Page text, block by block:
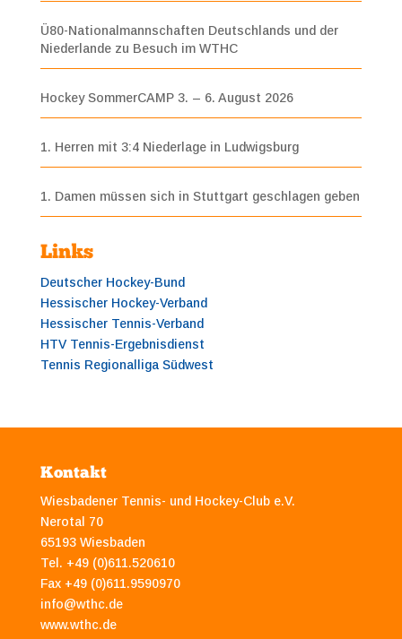
Ü80-Nationalmannschaften Deutschlands und der
Niederlande zu Besuch im WTHC
Hockey SommerCAMP 3. – 6. August 2026
1. Herren mit 3:4 Niederlage in Ludwigsburg
1. Damen müssen sich in Stuttgart geschlagen geben
Links
Deutscher Hockey-Bund
Hessischer Hockey-Verband
Hessischer Tennis-Verband
HTV Tennis-Ergebnisdienst
Tennis Regionalliga Südwest
Kontakt
Wiesbadener Tennis- und Hockey-Club e.V.
Nerotal 70
65193 Wiesbaden
Tel. +49 (0)611.520610
Fax +49 (0)611.9590970
info@wthc.de
www.wthc.de